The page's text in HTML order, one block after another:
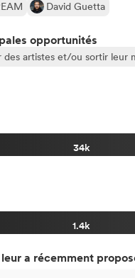
David Guetta
opportunités
des artistes et/ou sortir leur
34k
1.4k
a récemment